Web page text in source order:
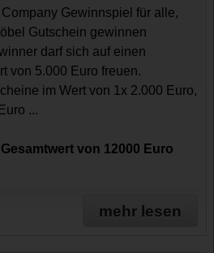
Gewinnspiel für alle,
Gutschein gewinnen
darf sich auf einen
von 5.000 Euro freuen.
im Wert von 1x 2.000 Euro,
...
von 12000 Euro
mehr lesen